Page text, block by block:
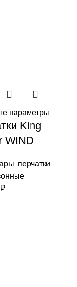
параметры
King
WIND
, перчатки
₽